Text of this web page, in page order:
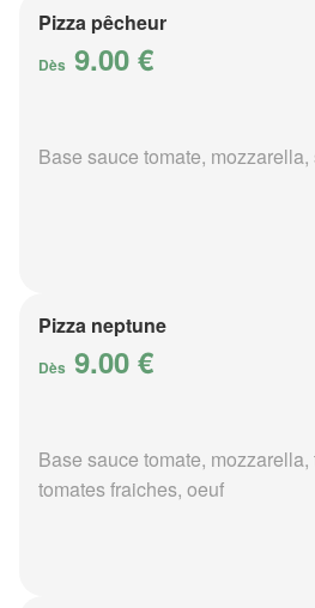
Pizza pêcheur
Dès 9.00 €
Base sauce tomate,
Pizza neptune
Dès 9.00 €
Base sauce tomate,
tomates fraiches, oeuf